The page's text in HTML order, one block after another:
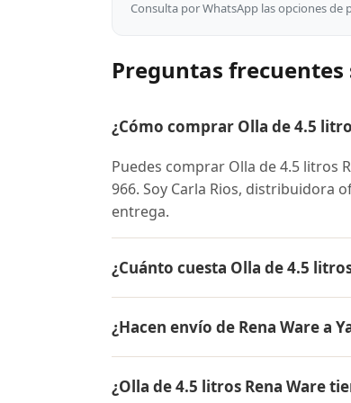
Consulta por WhatsApp las opciones de
Preguntas frecuentes
¿Cómo comprar Olla de 4.5
Puedes comprar Olla de 4.5 litros
966. Soy Carla Rios, distribuidora
entrega.
¿Cuánto cuesta Olla de 4.5
conocer el precio actual,
¿Hacen envío de Rena Ware a
entrega.
¿Olla de 4.5 litros Rena Ware